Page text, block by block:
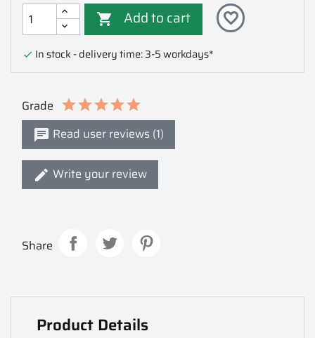
 Add to cart favorite_border
 In stock - delivery time: 3-5 workdays*
Grade
Read user reviews (1)
Write your review
Share
Product Details